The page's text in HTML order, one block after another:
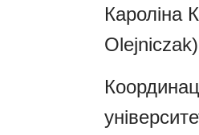
Кароліна